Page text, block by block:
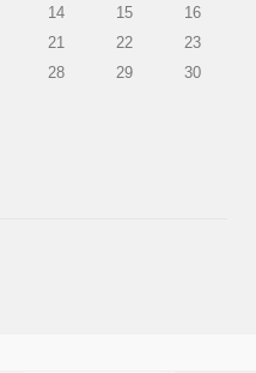
14 15
16
21 22
23
28 29
30